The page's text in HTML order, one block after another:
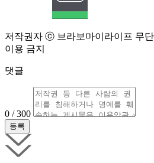
저작권자 ⓒ 브라보마이라이프 무
이용 금지
댓글
0 / 300